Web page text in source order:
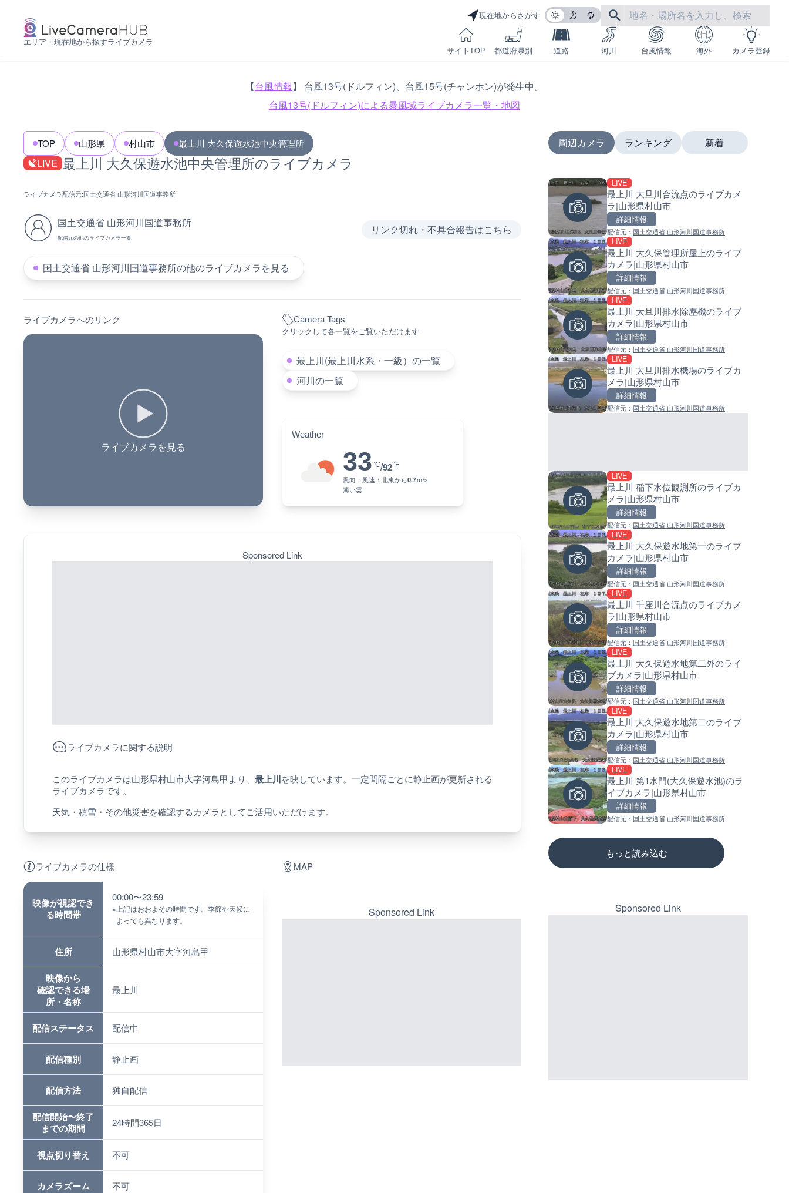
エリア・現在地から探すライブカメラ
現在地からさがす
サイトTOP 都道府県別 道路 河川 台風情報 海外 カメラ登録
【台風情報】 台風13号(ドルフィン)、台風15号(チャンホン)が発生中。
台風13号(ドルフィン)による暴風域ライブカメラ一覧・地図
TOP 山形県 村山市 最上川 大久保遊水池中央管理所
LIVE 最上川 大久保遊水池中央管理所のライブカメラ
ライブカメラ配信元:国土交通省 山形河川国道事務所
国土交通省 山形河川国道事務所
配信元の他のライブカメラ一覧
リンク切れ・不具合報告はこちら
国土交通省 山形河川国道事務所の他のライブカメラを見る
ライブカメラへのリンク
ライブカメラを見る
Camera Tags
クリックして各一覧をご覧いただけます
最上川(最上川水系・一級）の一覧
河川の一覧
Weather
33°C/92°F
風向・風速： 北東から0.7ｍ/s
薄い雲
Sponsored Link
ライブカメラに関する説明
このライブカメラは山形県村山市大字河島甲より、 最上川を映しています。一定間隔ごとに静止画が更新される
ライブカメラです。
天気・積雪・その他災害を確認するカメラとしてご活用いただけます。
ライブカメラの仕様
映像が視認でき
る時間帯
00:00〜23:59
※ 上記はおおよその時間です。季節や天候に
よっても異なります。
住所 山形県村山市大字河島甲
映像から
確認できる場
所・名称
最上川
配信ステータス 配信中
配信種別 静止画
配信方法 独自配信
配信開始〜終了
までの期間
24時間365日
視点切り替え 不可
カメラズーム 不可
MAP
Sponsored Link
周辺カメラ
LIVE
最上川 大旦川合流点のライブカメ
ラ|山形県村山市
詳細情報
配信元： 国土交通省 山形河川国道事務所
LIVE
最上川 大久保管理所屋上のライブ
カメラ|山形県村山市
詳細情報
配信元： 国土交通省 山形河川国道事務所
LIVE
最上川 大旦川排水除塵機のライブ
カメラ|山形県村山市
詳細情報
配信元： 国土交通省 山形河川国道事務所
LIVE
最上川 大旦川排水機場のライブカ
メラ|山形県村山市
詳細情報
配信元： 国土交通省 山形河川国道事務所
LIVE
最上川 稲下水位観測所のライブカ
メラ|山形県村山市
詳細情報
配信元： 国土交通省 山形河川国道事務所
LIVE
最上川 大久保遊水地第一のライブ
カメラ|山形県村山市
詳細情報
配信元： 国土交通省 山形河川国道事務所
LIVE
最上川 千座川合流点のライブカメ
ラ|山形県村山市
詳細情報
配信元： 国土交通省 山形河川国道事務所
LIVE
最上川 大久保遊水地第二外のライ
ブカメラ|山形県村山市
詳細情報
配信元： 国土交通省 山形河川国道事務所
LIVE
最上川 大久保遊水地第二のライブ
カメラ|山形県村山市
詳細情報
配信元： 国土交通省 山形河川国道事務所
LIVE
最上川 第1水門(大久保遊水池)のラ
イブカメラ|山形県村山市
詳細情報
配信元： 国土交通省 山形河川国道事務所
もっと読み込む
ランキング
沖永良部島海岸のライブカメ
児島県和泊町
配信元：和泊町
徳之島町亀津のライブカメラ|
島県徳之島町
配信元：Tokki Works
内海海水浴場のライブカメラ|
県南知多町
配信元：南知多町観光協会
手結港(YASU海の駅クラブ)の
ブカメラ|高知県香南市
配信元：YASU海の駅CLUB
羽田空港第2旅客ターミナルか
ライブカメラ|東京都大田区
配信元：日本テレビ
日本全国・緊急地震速報のラ
カメラ
配信元：株式会社ティーファイブプロジ
RBCより那覇空港のライブカ
沖縄県那覇市
配信元：【琉球放送】RBC NEWS
沖永良部島(知名町内)のライ
ラ|鹿児島県知名町
配信元：知名町
喜界島の町内ライブカメラ|鹿
県喜界町
配信元：喜界町
東京タワーと竹芝桟橋のライ
ラ|東京都港区
配信元：ちんあなご
新着
南出川水門付近のライブカメ
歌山県日高町
配信元：日高町役場
比井川水門付近から比井崎海
イブカメラ|和歌山県日高町
配信元：日高町役場
小浦川水門付近から小浦海水
ライブカメラ|和歌山県日高町
配信元：日高町役場
産湯川水門付近のライブカメ
歌山県日高町
配信元：日高町役場
導目木川 花立砂防堰堤下流の
ブカメラ|福岡県朝倉市
配信元：福岡県庁県土整備部河川課
常呂川 鹿ノ子ダムのライブカ
北海道置戸町
配信元：国土交通省 北海道開発局
天塩川 岩尾内ダムのライブカ
北海道士別市
配信元：国土交通省 北海道開発局
東京都品川区南大井のライブ
ラ|東京都品川区
配信元：東京都品川区南大井ライブカメラ
道の駅さがのせきのライブカ
大分県大分市
配信元：道の駅さがのせきPPカム
松江自動車道 三次東JCT・イ
ーチェンジのライブカメラ|広
配信元：国土交通省 三次河川国道事務所
Sponsored Link